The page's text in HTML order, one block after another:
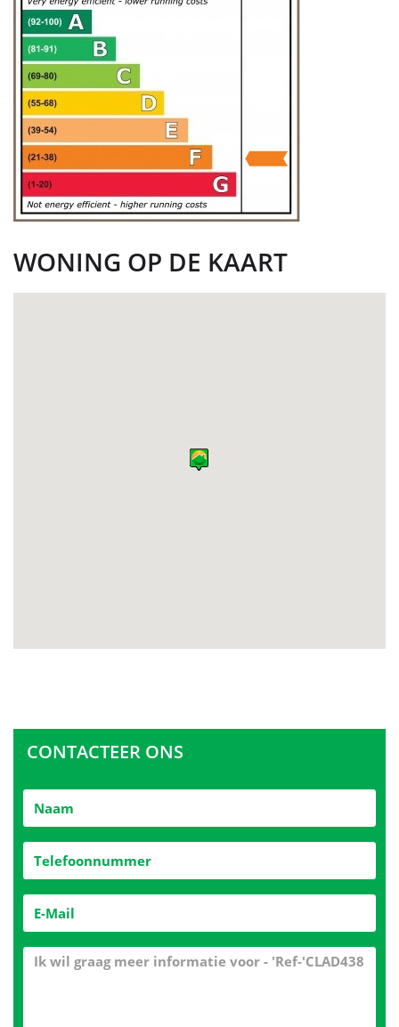
WONING OP DE KAART
CONTACTEER ONS